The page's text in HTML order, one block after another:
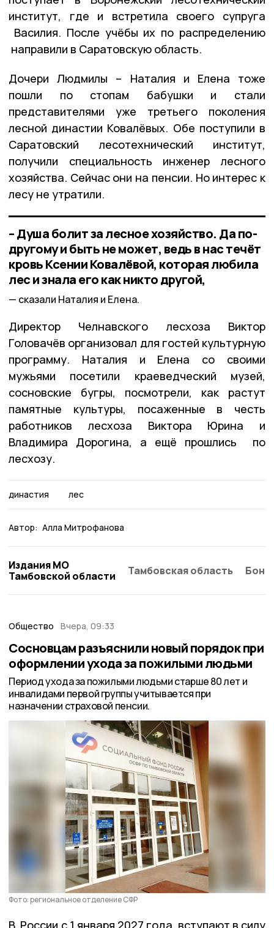
институт, где и встретила своего супруга
Василия. После учёбы их по распределению
направили в Саратовскую область.
Дочери Людмилы – Наталия и Елена тоже
пошли по стопам бабушки и стали
представителями уже третьего поколения
лесной династии Ковалёвых. Обе поступили в
Саратовский лесотехнический институт,
получили специальность инженер лесного
хозяйства. Сейчас они на пенсии. Но интерес к
лесу не утратили.
– Душа болит за лесное хозяйство. Да по-
другому и быть не может, ведь в нас течёт
кровь Ксении Ковалёвой, которая любила
лес и знала его как никто другой,
сказали Наталия и Елена.
Директор Челнавского лесхоза Виктор
Головачёв организовал для гостей культурную
программу. Наталия и Елена со своими
мужьями посетили краеведческий музей,
сосновские бугры, посмотрели, как растут
памятные культуры, посаженные в честь
работников лесхоза Виктора Юрина и
Владимира Дорогина, а ещё прошлись по
лесхозу.
династия лес
Автор: Алла Митрофанова
Издания МО
Тамбовской области
Тамбовская область
Общество Вчера, 09:33
Сосновцам разъяснили новый порядок при
оформлении ухода за пожилыми людьми
Период ухода за пожилыми людьми старше 80 лет и
инвалидами первой группы учитывается при
назначении страховой пенсии.
Фото: региональное отделение СФР
В России с 1 января 2027 года вступают в силу